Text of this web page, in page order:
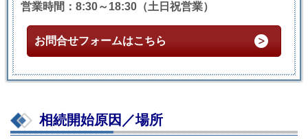
営業時間：8:30～18:30（土日祝営業）
お問合せフォームはこちら
相続開始原因／場所